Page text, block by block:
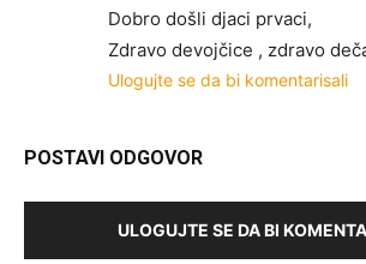
Dobro došli djaci prvaci,
Zdravo devojčice , zdravo
Ulogujte se da bi komentarisali
POSTAVI ODGOVOR
ULOGUJTE SE DA BI